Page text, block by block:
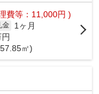
費等：11,000円 )
金 1ヶ月
㎡)